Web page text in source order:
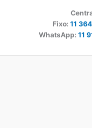
Fixo: 11
WhatsApp: 11